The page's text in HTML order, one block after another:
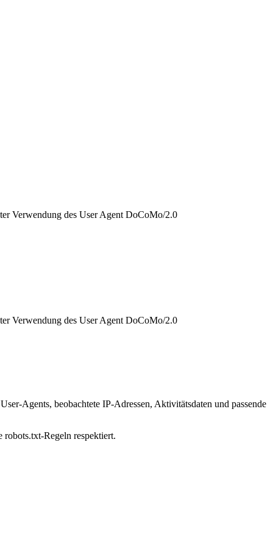
Verwendung des User Agent DoCoMo/2.0
Verwendung des User Agent DoCoMo/2.0
Agents, beobachtete IP-Adressen, Aktivitätsdaten und passende
Regeln respektiert.